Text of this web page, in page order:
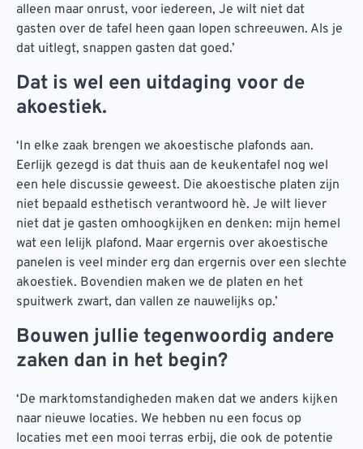
alleen maar onrust, voor iedereen, Je wilt niet dat
gasten over de tafel heen gaan lopen schreeuwen. Als je
dat uitlegt, snappen gasten dat goed.’
Dat is wel een uitdaging voor de
akoestiek.
‘In elke zaak brengen we akoestische plafonds aan.
Eerlijk gezegd is dat thuis aan de keukentafel nog wel
een hele discussie geweest. Die akoestische platen zijn
niet bepaald esthetisch verantwoord hè. Je wilt liever
niet dat je gasten omhoogkijken en denken: mijn hemel
wat een lelijk plafond. Maar ergernis over akoestische
panelen is veel minder erg dan ergernis over een slechte
akoestiek. Bovendien maken we de platen en het
spuitwerk zwart, dan vallen ze nauwelijks op.’
Bouwen jullie tegenwoordig andere
zaken dan in het begin?
‘De marktomstandigheden maken dat we anders kijken
naar nieuwe locaties. We hebben nu een focus op
locaties met een mooi terras erbij, die ook de potentie